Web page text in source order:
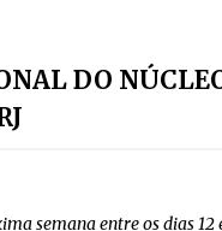
DO
semana entre os dias 12